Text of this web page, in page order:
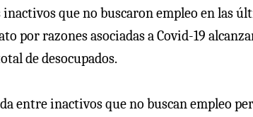
inactivos que no buscaron empleo en las
por razones asociadas a Covid-19
de desocupados.
entre inactivos que no buscan empleo